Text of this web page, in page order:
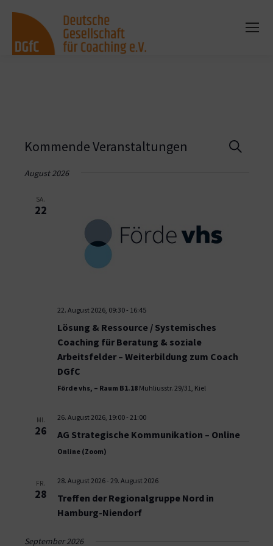
Suche
Kommende Veranstaltungen
August 2026
SA.
22
22. August 2026, 09:30- 16:45
Lösung & Ressource / Systemisches
Coaching für Beratung & soziale
Arbeitsfelder – Weiterbildung zum Coach
DGfC
Förde vhs, – Raum B1.18 Muhliusstr. 29/31, Kiel
MI.
26
26. August 2026, 19:00- 21:00
AG Strategische Kommunikation – Online
Online (Zoom)
FR.
28
28. August 2026- 29. August 2026
Treffen der Regionalgruppe Nord in
Hamburg-Niendorf
September 2026